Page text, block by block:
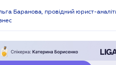
Баранова, провідний юрист-